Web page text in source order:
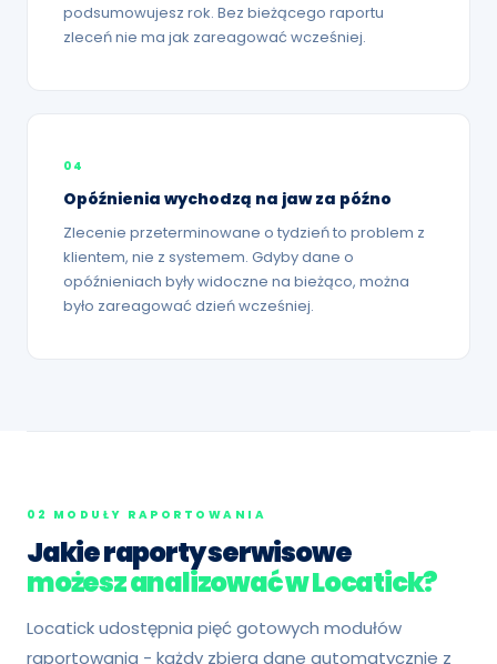
podsumowujesz rok. Bez bieżącego raportu
zleceń nie ma jak zareagować wcześniej.
04
Opóźnienia wychodzą na jaw za późno
Zlecenie przeterminowane o tydzień to problem z
klientem, nie z systemem. Gdyby dane o
opóźnieniach były widoczne na bieżąco, można
było zareagować dzień wcześniej.
02 MODUŁY RAPORTOWANIA
Jakie raporty serwisowe
możesz analizować w Locatick?
Locatick udostępnia pięć gotowych modułów
raportowania - każdy zbiera dane automatycznie z